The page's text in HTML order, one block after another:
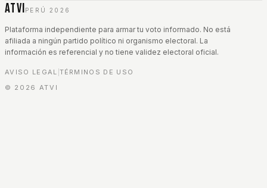
ATVI PERÚ 2026
Plataforma independiente para armar tu voto informado. No está
afiliada a ningún partido político ni organismo electoral. La
información es referencial y no tiene validez electoral oficial.
AVISO LEGAL TÉRMINOS DE USO
© 2026 ATVI